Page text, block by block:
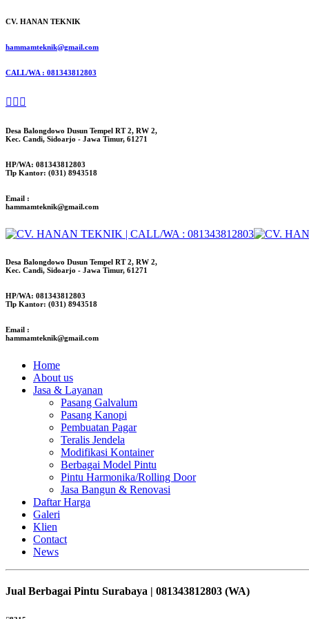
CV. HANAN TEKNIK
hammamteknik@gmail.com
CALL/WA : 081343812803
Desa Balongdowo Dusun Tempel RT 2, RW 2,
Kec. Candi, Sidoarjo - Jawa Timur, 61271
HP/WA: 081343812803
Tlp Kantor: (031) 8943518
Email :
hammamteknik@gmail.com
Desa Balongdowo Dusun Tempel RT 2, RW 2,
Kec. Candi, Sidoarjo - Jawa Timur, 61271
HP/WA: 081343812803
Tlp Kantor: (031) 8943518
Email :
hammamteknik@gmail.com
Home
About us
Jasa & Layanan
Pasang Galvalum
Pasang Kanopi
Pembuatan Pagar
Teralis Jendela
Modifikasi Kontainer
Berbagai Model Pintu
Pintu Harmonika/Rolling Door
Jasa Bangun & Renovasi
Daftar Harga
Galeri
Klien
Contact
News
Jual Berbagai Pintu Surabaya | 081343812803 (WA)